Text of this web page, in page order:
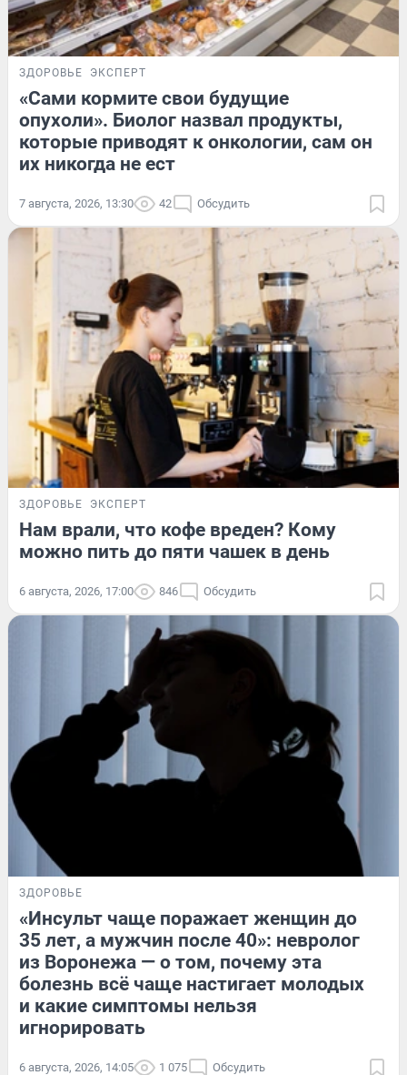
ЗДОРОВЬЕ ЭКСПЕРТ
«Сами кормите свои будущие
опухоли». Биолог назвал продукты,
которые приводят к онкологии, сам он
их никогда не ест
7 августа, 2026, 13:30 42 Обсудить
ЗДОРОВЬЕ ЭКСПЕРТ
Нам врали, что кофе вреден? Кому
можно пить до пяти чашек в день
6 августа, 2026, 17:00 846 Обсудить
ЗДОРОВЬЕ
«Инсульт чаще поражает женщин до
35 лет, а мужчин после 40»: невролог
из Воронежа — о том, почему эта
болезнь всё чаще настигает молодых
и какие симптомы нельзя
игнорировать
6 августа, 2026, 14:05 1 075 Обсудить